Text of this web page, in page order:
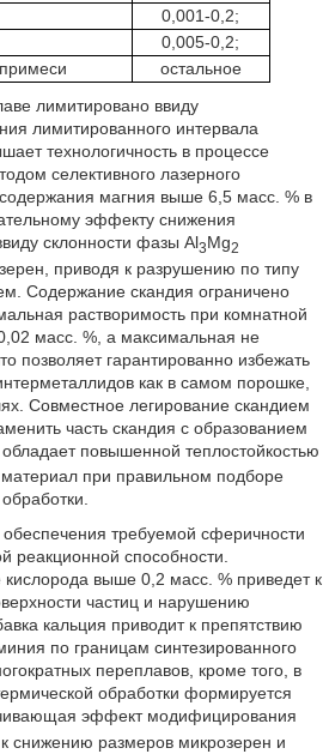
0,001-0,2;
0,005-0,2;
остальное
лимитировано ввиду
лимитированного интервала
технологичность в процессе
селективного лазерного
магния выше 6,5 масс. % в
эффекту снижения
склонности фазы Al3Mg2
приводя к разрушению по типу
Содержание скандия ограничено
растворимость при комнатной
масс. %, а максимальная не
позволяет гарантированно избежать
как в самом порошке,
Совместное легирование скандием
часть скандия с образованием
повышенной теплостойкостью
при правильном подборе
требуемой сферичности
реакционной способности.
выше 0,2 масс. % приведет к
частиц и нарушению
кальция приводит к препятствию
по границам синтезированного
переплавов, кроме того, в
обработки формируется
эффект модифицирования
снижению размеров микрозерен и